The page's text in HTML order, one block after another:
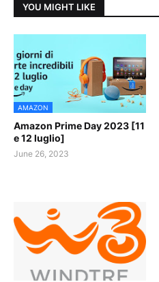
YOU MIGHT LIKE
AMAZON
Amazon Prime Day 2023 [11
e 12 luglio]
June 26, 2023